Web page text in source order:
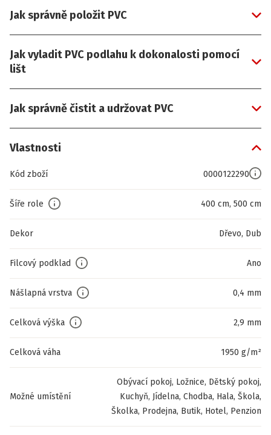
Jak správně položit PVC
Jak vyladit PVC podlahu k dokonalosti pomocí
lišt
Jak správně čistit a udržovat PVC
Vlastnosti
Kód zboží 0000122290
Šíře role 400 cm, 500 cm
Dekor Dřevo, Dub
Filcový podklad Ano
Nášlapná vrstva 0,4 mm
Celková výška 2,9 mm
Celková váha 1950 g/m²
Možné umístění
Obývací pokoj, Ložnice, Dětský pokoj,
Kuchyň, Jídelna, Chodba, Hala, Škola,
Školka, Prodejna, Butik, Hotel, Penzion